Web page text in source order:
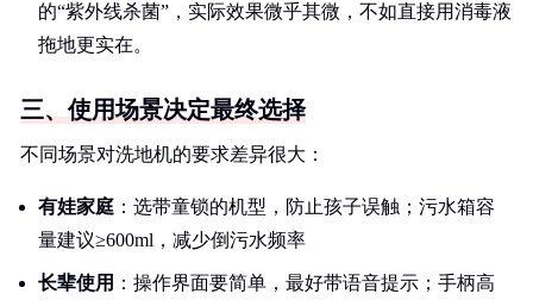
的“紫外线杀菌”，实际效果微乎其微，不如直接用消毒液
拖地更实在。
三、使用场景决定最终选择
不同场景对洗地机的要求差异很大：
有娃家庭 ：选带童锁的机型，防止孩子误触；污水箱容
量建议≥600ml，减少倒污水频率
长辈使用 ：操作界面要简单，最好带语音提示；手柄高